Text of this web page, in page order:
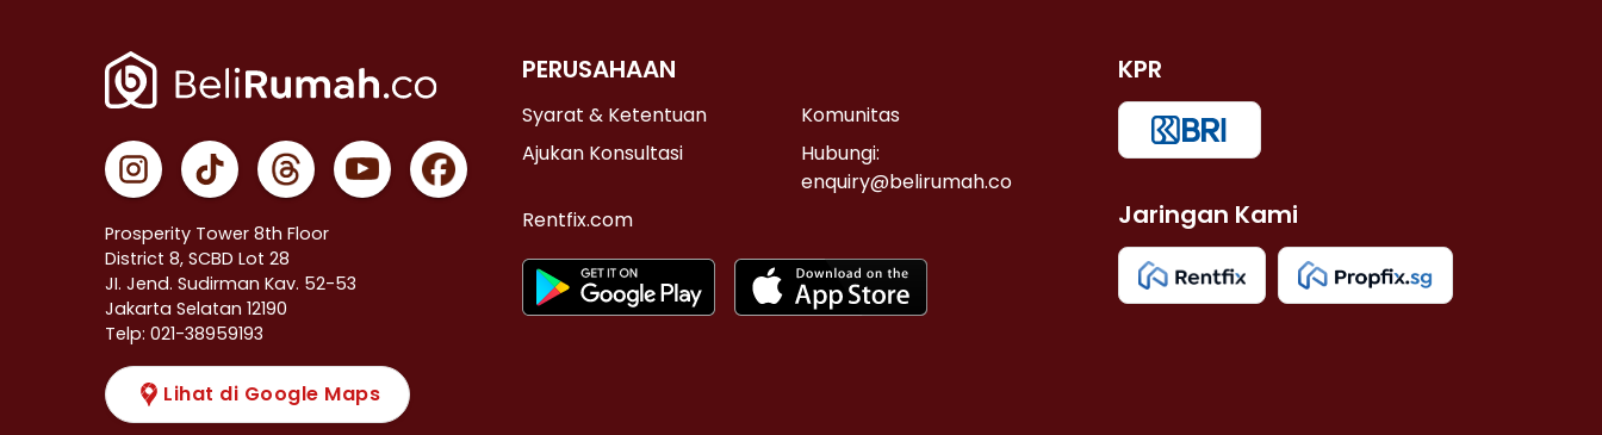
Prosperity Tower 8th Floor
District 8, SCBD Lot 28
JI. Jend. Sudirman Kav. 52-53
Jakarta Selatan 12190
Telp: 021-38959193
Lihat di Google Maps
PERUSAHAAN
Syarat & Ketentuan
Komunitas
Ajukan Konsultasi
Hubungi:
enquiry@belirumah.co
Rentfix.com
KPR
Jaringan Kami